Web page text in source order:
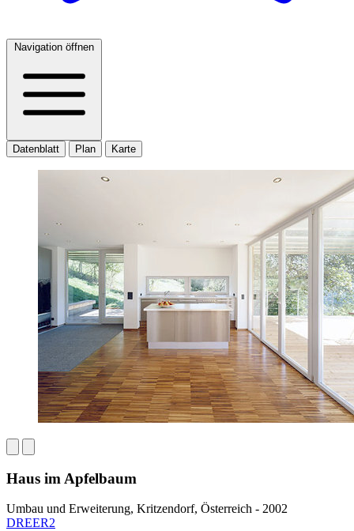
Navigation öffnen
Datenblatt Plan Karte
Haus im Apfelbaum
Umbau und Erweiterung, Kritzendorf, Österreich - 2002
DREER2